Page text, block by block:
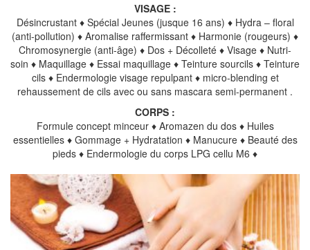
VISAGE :
Désincrustant ♦ Spécial Jeunes (jusque 16 ans) ♦ Hydra – floral
(anti-pollution) ♦ Aromalise raffermissant ♦ Harmonie (rougeurs) ♦
Chromosynergie (anti-âge) ♦ Dos + Décolleté ♦ Visage ♦ Nutri-
soin ♦ Maquillage ♦ Essai maquillage ♦ Teinture sourcils ♦ Teinture
cils ♦ Endermologie visage repulpant ♦ micro-blending et
rehaussement de cils avec ou sans mascara semi-permanent .
CORPS :
Formule concept minceur ♦ Aromazen du dos ♦ Huiles
essentielles ♦ Gommage + Hydratation ♦ Manucure ♦ Beauté des
pieds ♦ Endermologie du corps LPG cellu M6 ♦